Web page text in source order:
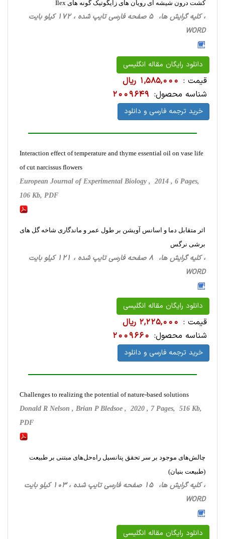
کشت درون شیشه ای رویان های زایگوتیک گونه های Ilex
، کلیه گرایش ها، 5 صفحه فارسی تایپ شده ، 172 کیلو بایت
WORD
دانلود رایگان مقاله انگلیسی
قیمت : 1,585,000 ریال
شناسه محصول: 2009649
خرید ترجمه فارسی و دانلود
Interaction effect of temperature and thyme essential oil on vase life
of cut narcissus flowers
European Journal of Experimental Biology , 2014 , 6 Pages,
106 Kb, PDF
اثر متقابل دما و اسانس آویشن بر طول عمر و ماندگاری شاخه گل های
برشی نرگس
، کلیه گرایش ها، 8 صفحه فارسی تایپ شده ، 121 کیلو بایت
WORD
دانلود رایگان مقاله انگلیسی
قیمت : 2,225,000 ریال
شناسه محصول: 2009660
خرید ترجمه فارسی و دانلود
Challenges to realizing the potential of nature-based solutions
Donald R Nelson , Brian P Bledsoe , 2020 , 7 Pages, 516 Kb,
PDF
چالش‌های موجود بر سر تحقق پتانسیل راه‌حل‌های مبتنی بر طبیعت
(طبیعت بنیان)
، کلیه گرایش ها، 15 صفحه فارسی تایپ شده ، 103 کیلو بایت
WORD
دانلود رایگان مقاله انگلیسی